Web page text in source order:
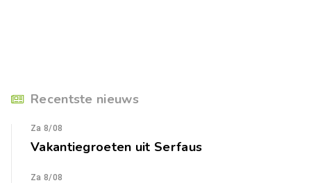
Recentste nieuws
Za 8/08
Vakantiegroeten uit Serfaus
Za 8/08